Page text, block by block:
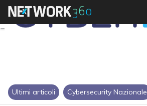
Ultimi articoli Cybersecurity Nazionale